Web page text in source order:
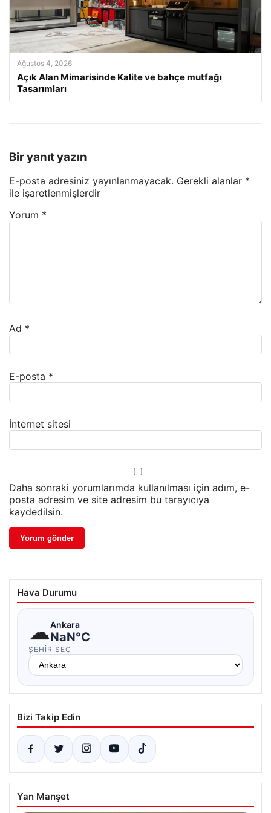
Ağustos 4, 2026
Açık Alan Mimarisinde Kalite ve bahçe mutfağı
Tasarımları
Bir yanıt yazın
E-posta adresiniz yayınlanmayacak. Gerekli alanlar *
ile işaretlenmişlerdir
Yorum *
Ad *
E-posta *
İnternet sitesi
Daha sonraki yorumlarımda kullanılması için adım, e-
posta adresim ve site adresim bu tarayıcıya
kaydedilsin.
Hava Durumu
☁Ankara
NaN°C
ŞEHIR SEÇ
Bizi Takip Edin
Yan Manşet